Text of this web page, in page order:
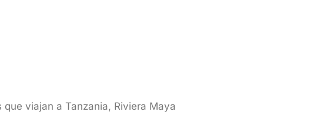
viajan a Tanzania, Riviera Maya